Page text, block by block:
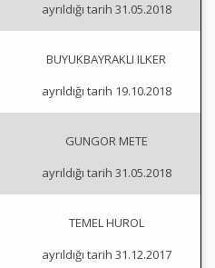
ayrıldığı tarih 31.05.2018
BUYUKBAYRAKLI ILKER
ayrıldığı tarih 19.10.2018
GUNGOR METE
ayrıldığı tarih 31.05.2018
TEMEL HUROL
ayrıldığı tarih 31.12.2017